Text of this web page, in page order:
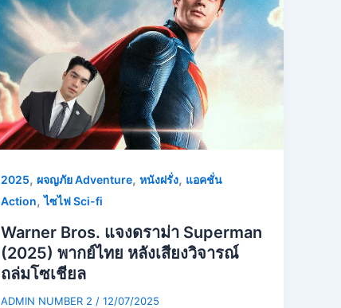
2025, ผจญภัย Adventure,หนังฝรั่ง, แอคชั่น
Action,ไซไฟ Sci-fi
Warner Bros. แจงดราม่า Superman
(2025) พากย์ไทย หลังเสียงวิจารณ์
ถล่มโซเชียล
ADMIN NUMBER 2 /12/07/2025